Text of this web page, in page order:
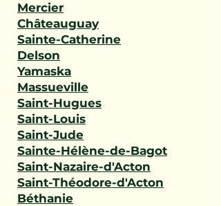
Mercier
Châteauguay
Sainte-Catherine
Delson
Yamaska
Massueville
Saint-Hugues
Saint-Louis
Saint-Jude
Sainte-Hélène-de-Bagot
Saint-Nazaire-d'Acton
Saint-Théodore-d'Acton
Béthanie